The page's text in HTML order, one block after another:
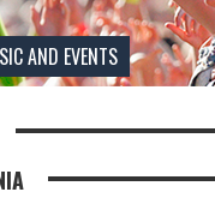
AND EVENTS